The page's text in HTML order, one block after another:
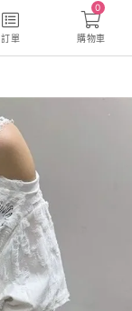
訂單
0
購物車